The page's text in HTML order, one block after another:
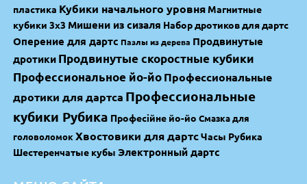
пластика Кубики начального уровня Магнитные
кубики 3х3 Мишени из сизаля Набор дротиков для дартс
Оперение для дартс Пазлы из дерева Продвинутые
дротики Продвинутые скоростные кубики
Профессиональное йо-йоПрофессиональные
дротики для дартса Профессиональные
кубики Рубика Професійне йо-йо Смазка для
головоломокХвостовики для дартсЧасы Рубика
Шестеренчатые кубы Электронный дартс